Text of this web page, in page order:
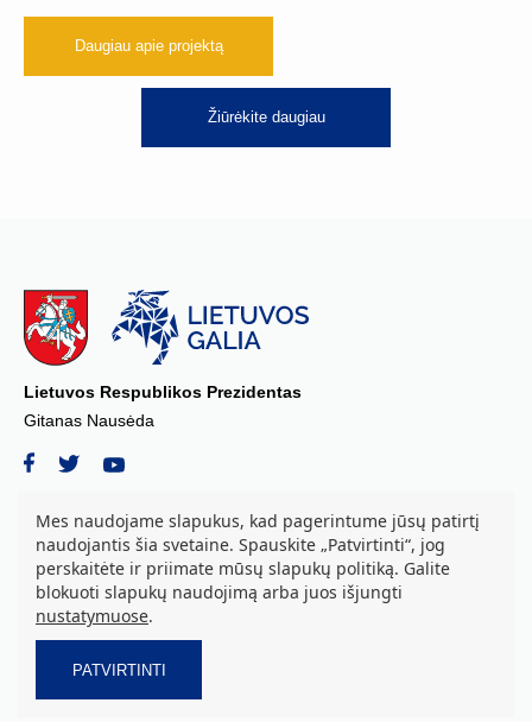
Daugiau apie projektą
Žiūrėkite daugiau
Lietuvos Respublikos Prezidentas
Gitanas Nausėda
© 2026 Lietuvos Respublikos Prezidento kanceliarija, biudžetinė įstaiga.
Visos teisės saugomos.
S. Daukanto a. 3, LT-01122 Vilnius tel. +37069842639, el. paštas:
aurika.grozova@prezidentas.lt
Duomenys kaupiami ir saugomi Juridinių asmenų registre. Juridinio
asmens kodas: 188609016
Mes naudojame slapukus, kad pagerintume jūsų patirtį
naudojantis šia svetaine. Spauskite „Patvirtinti“, jog
perskaitėte ir priimate mūsų slapukų politiką. Galite
blokuoti slapukų naudojimą arba juos išjungti
nustatymuose.
PATVIRTINTI